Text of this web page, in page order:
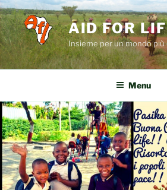
Salta
al
contenuto
AID FOR
Insieme per un mondo più
Menu